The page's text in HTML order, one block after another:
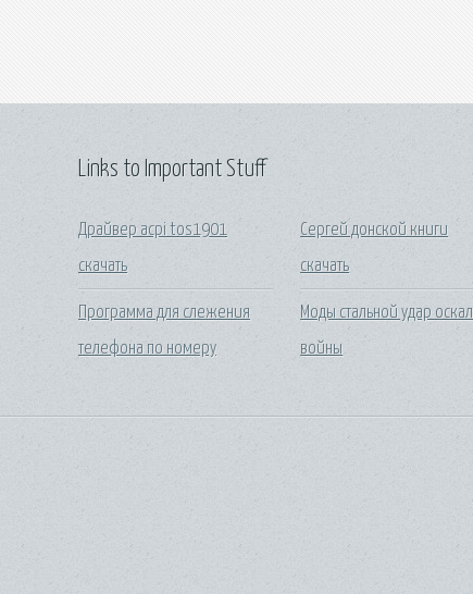
Links to Important Stuff
Драйвер acpi tos1901
скачать
Программа для слежения
телефона по номеру
Сергей донской книги
скачать
Моды стальной удар оскал
войны